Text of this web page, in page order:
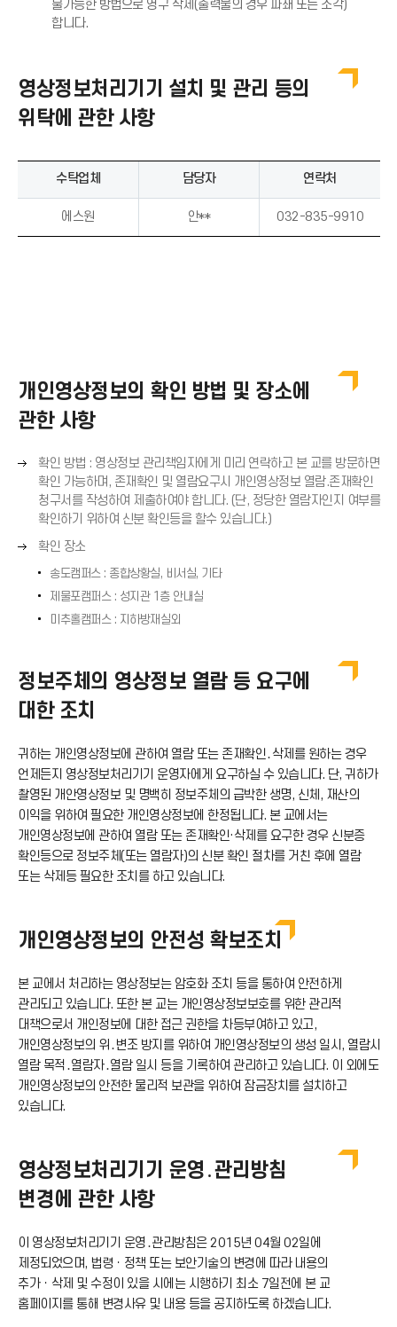
불가능한 방법으로 영구 삭제(출력물의 경우 파쇄 또는 소각)
합니다.알
*
아
이
영상정보처리기기 설치 및 관리 등의
위탁에 관한 사항
수탁업체 담당자 연락처
에스원 안** 032-835-9910
개인영상정보의 확인 방법 및 장소에
관한 사항
오
른
쪽
화
살
표
(
→
확인 방법 : 영상정보 관리책임자에게 미리 연락하고 본 교를 방문하면
확인 가능하며, 존재확인 및 열람요구시 개인영상정보 열람.존재확인
청구서를 작성하여 제출하여야 합니다. (단, 정당한 열람자인지 여부를
확인하기 위하여 신분 확인등을 할수 있습니다.)
오
화
살
→
확인 장소
송도캠퍼스 : 종합상황실, 비서실, 기타
제물포캠퍼스 : 성지관 1층 안내실
미추홀캠퍼스 : 지하방재실외
정보주체의 영상정보 열람 등 요구에
대한 조치
귀하는 개인영상정보에 관하여 열람 또는 존재확인․삭제를 원하는 경우
언제든지 영상정보처리기기 운영자에게 요구하실 수 있습니다. 단, 귀하가
촬영된 개안영상정보 및 명백히 정보주체의 급박한 생명, 신체, 재산의
이익을 위하여 필요한 개인영상정보에 한정됩니다. 본 교에서는
개인영상정보에 관하여 열람 또는 존재확인·삭제를 요구한 경우 신분증
확인등으로 정보주체(또는 열람자)의 신분 확인 절차를 거친 후에 열람
또는 삭제등 필요한 조치를 하고 있습니다.
개인영상정보의 안전성 확보조치
본 교에서 처리하는 영상정보는 암호화 조치 등을 통하여 안전하게
관리되고 있습니다. 또한 본 교는 개인영상정보보호를 위한 관리적
대책으로서 개인정보에 대한 접근 권한을 차등부여하고 있고,
개인영상정보의 위․변조 방지를 위하여 개인영상정보의 생성 일시, 열람시
열람 목적․열람자․열람 일시 등을 기록하여 관리하고 있습니다. 이 외에도
개인영상정보의 안전한 물리적 보관을 위하여 잠금장치를 설치하고
있습니다.
영상정보처리기기 운영․관리방침
변경에 관한 사항
이 영상정보처리기기 운영․관리방침은 2015년 04월 02일에
제정되었으며, 법령ㆍ정책 또는 보안기술의 변경에 따라 내용의
추가ㆍ삭제 및 수정이 있을 시에는 시행하기 최소 7일전에 본 교
홈페이지를 통해 변경사유 및 내용 등을 공지하도록 하겠습니다.